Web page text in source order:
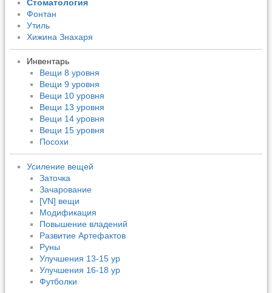
Стоматология
Фонтан
Утиль
Хижина Знахаря
Инвентарь
Вещи 8 уровня
Вещи 9 уровня
Вещи 10 уровня
Вещи 13 уровня
Вещи 14 уровня
Вещи 15 уровня
Посохи
Усиление вещей
Заточка
Зачарование
[VN] вещи
Модификация
Повышение владений
Развитие Артефактов
Руны
Улучшения 13-15 ур
Улучшения 16-18 ур
Футболки